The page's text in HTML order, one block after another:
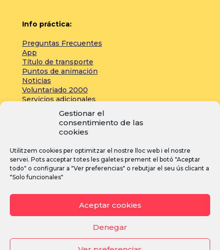
Gestionar el
consentimiento de las
cookies
Utilitzem cookies per optimitzar el nostre lloc web i el nostre
servei. Pots acceptar totes les galetes prement el botó "Aceptar
todo" o configurar a "Ver preferencias" o rebutjar el seu ús clicant a
"Solo funcionales"
Aceptar cookies
Denegar
Info práctica:
Preguntas Frecuentes
App
Título de transporte
Puntos de animación
Noticias
Voluntariado 2000
Servicios adicionales
Zona de prensa:
Acreditaciones
Inscripciones
Noticias
I
t
F
e
Y
T